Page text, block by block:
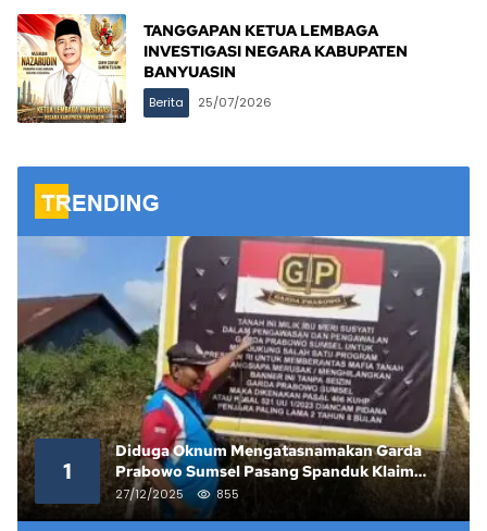
TANGGAPAN KETUA LEMBAGA
INVESTIGASI NEGARA KABUPATEN
BANYUASIN
Berita 25/07/2026
1
Diduga Oknum Mengatasnamakan Garda
Prabowo Sumsel Pasang Spanduk Klaim
Lahan yang Telah Diputus Pengadilan
27/12/2025 855